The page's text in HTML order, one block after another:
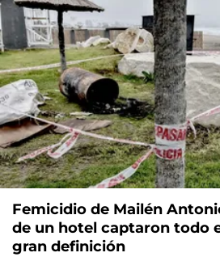
Femicidio de Mailén
de un hotel captaron todo
gran definición